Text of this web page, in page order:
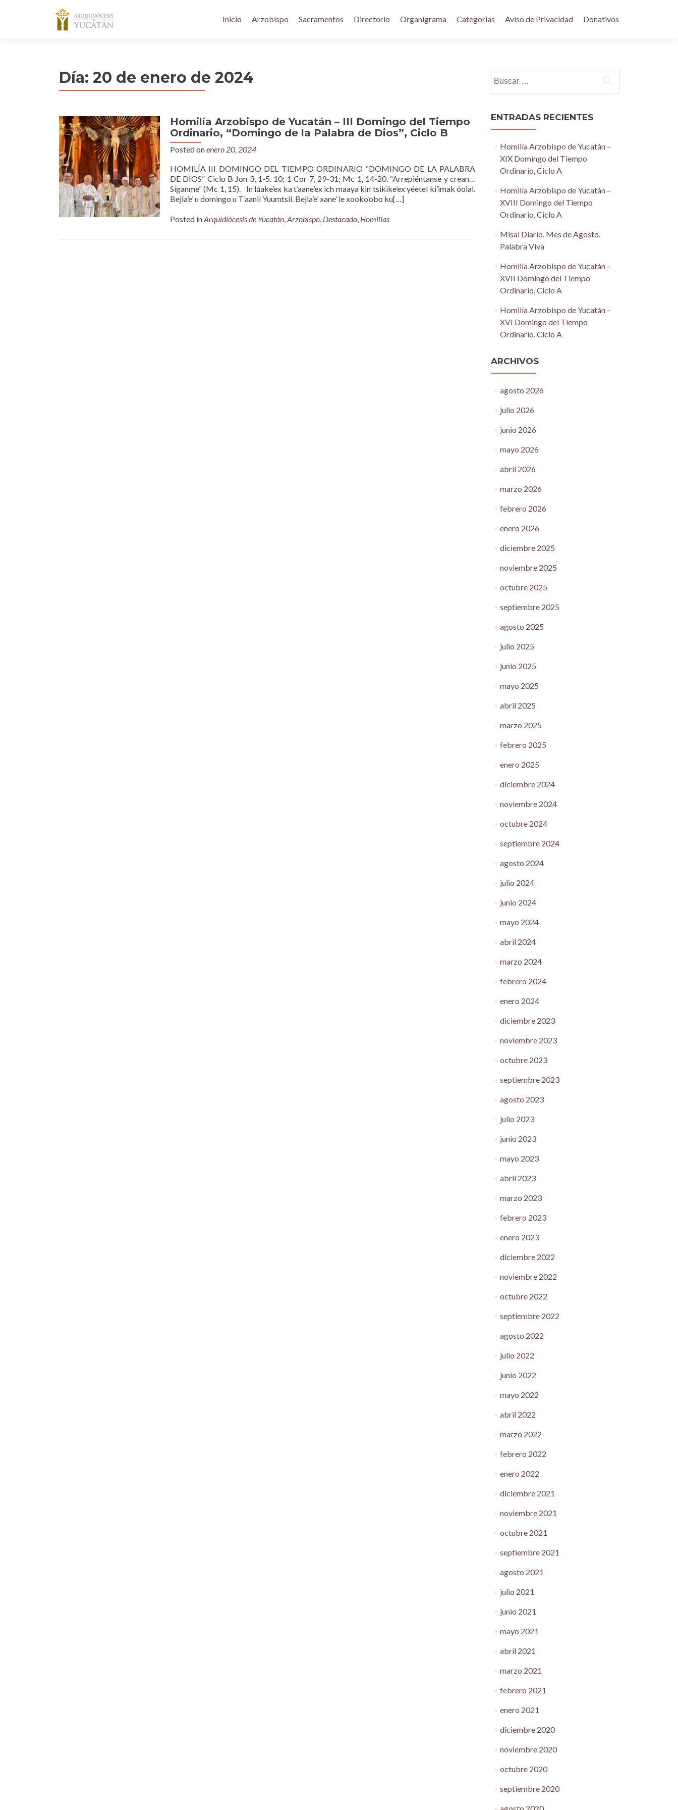
Inicio Arzobispo Sacramentos Directorio Organigrama Categorias Aviso de Privacidad Donativos
Día: 20 de enero de 2024
Homilía Arzobispo de Yucatán – III Domingo del Tiempo
Ordinario, “Domingo de la Palabra de Dios”, Ciclo B
Posted onenero 20, 2024
HOMILÍA III DOMINGO DEL TIEMPO ORDINARIO “DOMINGO DE LA PALABRA
DE DIOS” Ciclo B Jon 3, 1-5. 10; 1 Cor 7, 29-31; Mc 1, 14-20. “Arrepiéntanse y crean…
Síganme” (Mc 1, 15). In láake’ex ka t’aane’ex ich maaya kin tsikike’ex yéetel ki’imak óolal.
Bejla’e’ u domingo u T’aanil Yuumtsil. Bejla’e’ xane’ le xooko’obo ku[…]
Posted inArquidiócesis de Yucatán,Arzobispo, Destacado, Homilías
ENTRADAS RECIENTES
Homilía Arzobispo de Yucatán –
XIX Domingo del Tiempo
Ordinario, Ciclo A
Homilía Arzobispo de Yucatán –
XVIII Domingo del Tiempo
Ordinario, Ciclo A
Misal Diario. Mes de Agosto.
Palabra Viva
Homilía Arzobispo de Yucatán –
XVII Domingo del Tiempo
Ordinario, Ciclo A
Homilía Arzobispo de Yucatán –
XVI Domingo del Tiempo
Ordinario, Ciclo A
ARCHIVOS
agosto 2026
julio 2026
junio 2026
mayo 2026
abril 2026
marzo 2026
febrero 2026
enero 2026
diciembre 2025
noviembre 2025
octubre 2025
septiembre 2025
agosto 2025
julio 2025
junio 2025
mayo 2025
abril 2025
marzo 2025
febrero 2025
enero 2025
diciembre 2024
noviembre 2024
octubre 2024
septiembre 2024
agosto 2024
julio 2024
junio 2024
mayo 2024
abril 2024
marzo 2024
febrero 2024
enero 2024
diciembre 2023
noviembre 2023
octubre 2023
septiembre 2023
agosto 2023
julio 2023
junio 2023
mayo 2023
abril 2023
marzo 2023
febrero 2023
enero 2023
diciembre 2022
noviembre 2022
octubre 2022
septiembre 2022
agosto 2022
julio 2022
junio 2022
mayo 2022
abril 2022
marzo 2022
febrero 2022
enero 2022
diciembre 2021
noviembre 2021
octubre 2021
septiembre 2021
agosto 2021
julio 2021
junio 2021
mayo 2021
abril 2021
marzo 2021
febrero 2021
enero 2021
diciembre 2020
noviembre 2020
octubre 2020
septiembre 2020